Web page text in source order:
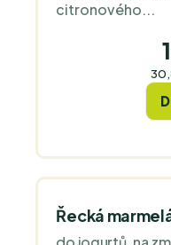
citronového...
Řecká